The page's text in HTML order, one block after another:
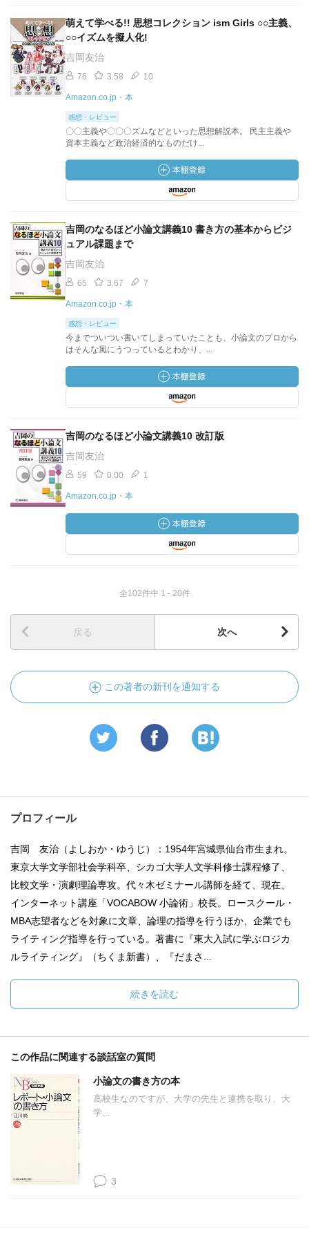
萌えて学べる!! 思想コレクション ism Girls ○○主義、
○○イズムを擬人化!
吉岡友治
76 3.58 10
Amazon.co.jp・本
感想・レビュー
〇〇主義や〇〇〇ズムなどといった思想解説本。 民主主義や
資本主義など政治経済的なものだけ...
吉岡のなるほど小論文講義10 書き方の基本からビジ
ュアル課題まで
吉岡友治
65 3.67 7
Amazon.co.jp・本
感想・レビュー
今までついつい書いてしまっていたことも、小論文のプロから
はそんな風にうつっているとわかり、...
吉岡のなるほど小論文講義10 改訂版
吉岡友治
59 0.00 1
Amazon.co.jp・本
全102件中 1 - 20件
戻る 次へ
この著者の新刊を通知する
プロフィール
吉岡 友治（よしおか・ゆうじ）：1954年宮城県仙台市生まれ。
東京大学文学部社会学科卒、シカゴ大学人文学科修士課程修了、
比較文学・演劇理論専攻。代々木ゼミナール講師を経て、現在、
インターネット講座「VOCABOW 小論術」校長。ロースクール・
MBA志望者などを対象に文章、論理の指導を行うほか、企業でも
ライティング指導を行っている。著書に『東大入試に学ぶロジカ
ルライティング』（ちくま新書）、『だまさ...
続きを読む
この作品に関連する談話室の質問
小論文の書き方の本
高校生なのですが、大学の先生と連携を取り、大
学...
3